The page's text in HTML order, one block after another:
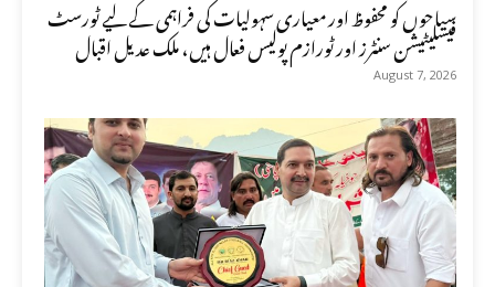
سیاحوں کو محفوظ اور معیاری سہولیات کی فراہمی کے لیے ٹورسٹ
فیسلیٹیشن سنٹرز اور ٹورازم پولیس فعال ہیں، ملک عدیل اقبال
August 7, 2026